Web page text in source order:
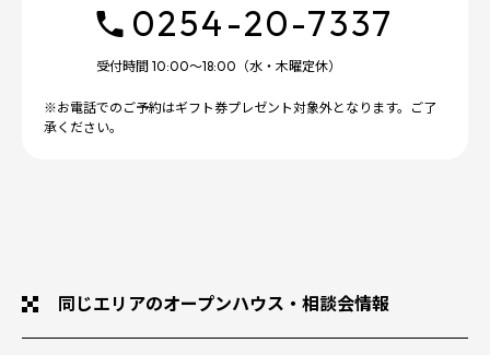
0254-20-7337
受付時間 10:00～18:00（水・木曜定休）
※お電話でのご予約はギフト券プレゼント対象外となります。ご了
承ください。
同じエリアのオープンハウス・相談会情報